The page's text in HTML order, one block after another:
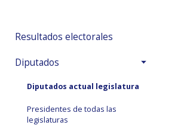
Resultados electorales
Diputados
Diputados actual legislatura
Presidentes de todas las
legislaturas